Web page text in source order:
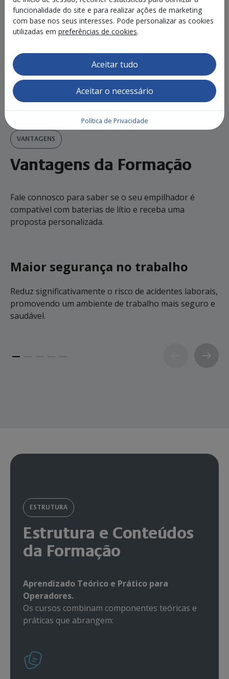
VANTAGENS
Vantagens da Formação
Fale connosco para saber se o seu empilhador é
compatível com baterias de lítio e receba uma
proposta personalizada.
Maior segurança no trabalho
Reduz significativamente o risco de acidentes laborais,
promovendo um ambiente de trabalho mais seguro e
saudável.
ESTRUTURA
Estrutura e Conteúdos
da Formação
Aprendizado Teórico e Prático para
Operadores.
Os cursos combinam componentes teóricas e
práticas que abrangem:
funcionalidade do site e para realizar ações de marketing
com base nos seus interesses. Pode personalizar as cookies
utilizadas em preferências de cookies.
Aceitar tudo
Aceitar o necessário
Política de Privacidade